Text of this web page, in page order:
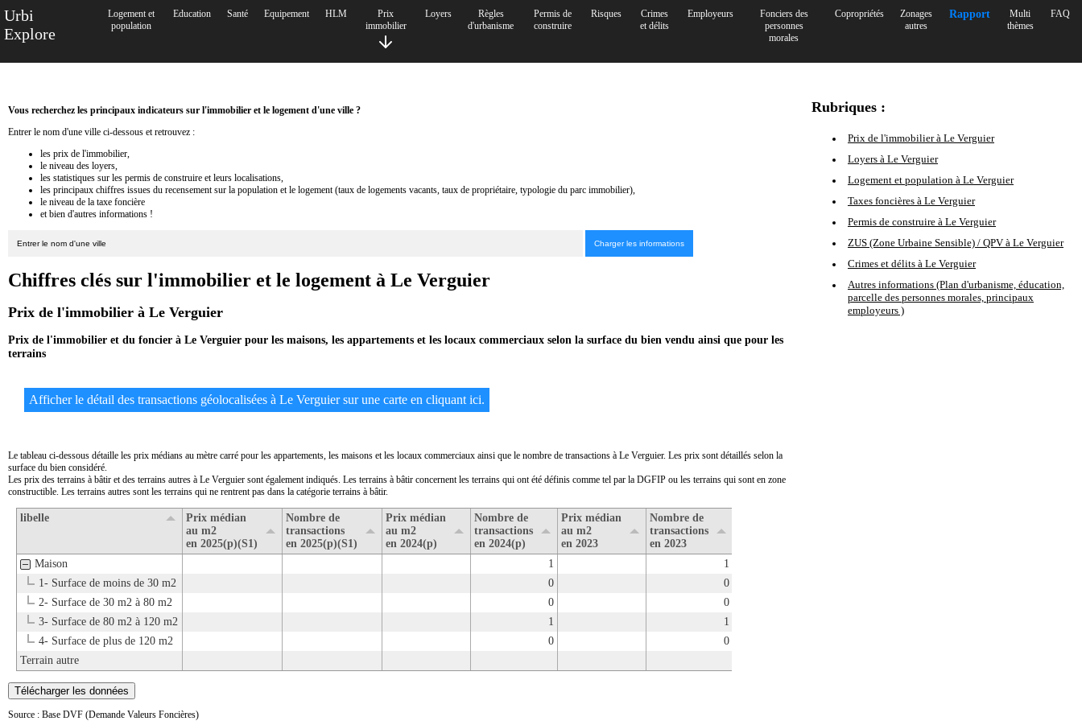
Urbi
Explore
Logement et
population
Education Santé Equipement HLM
Prix
immobilier
Loyers
Règles
d'urbanisme
Permis de
construire
Risques
Crimes
et délits
Employeurs
Fonciers des
personnes
morales
Copropriétés
Zonages
autres
Rapport
Multi
thèmes
FAQ
Rubriques :
Prix de l'immobilier à Le Verguier
Loyers à Le Verguier
Logement et population à Le Verguier
Taxes foncières à Le Verguier
Permis de construire à Le Verguier
ZUS (Zone Urbaine Sensible) / QPV à Le Verguier
Crimes et délits à Le Verguier
Autres informations (Plan d'urbanisme, éducation,
parcelle des personnes morales, principaux
employeurs )
Vous recherchez les principaux indicateurs sur l'immobilier et le logement d'une ville ?
Entrer le nom d'une ville ci-dessous et retrouvez :
les prix de l'immobilier,
le niveau des loyers,
les statistiques sur les permis de construire et leurs localisations,
les principaux chiffres issues du recensement sur la population et le logement (taux de logements vacants, taux de propriétaire, typologie du parc immobilier),
le niveau de la taxe foncière
et bien d'autres informations !
Chiffres clés sur l'immobilier et le logement à Le Verguier
Prix de l'immobilier à Le Verguier
Prix de l'immobilier et du foncier à Le Verguier pour les maisons, les appartements et les locaux commerciaux selon la surface du bien vendu ainsi que pour les
terrains
Afficher le détail des transactions géolocalisées à Le Verguier sur une carte en cliquant ici.
Le tableau ci-dessous détaille les prix médians au mètre carré pour les appartements, les maisons et les locaux commerciaux ainsi que le nombre de transactions à Le Verguier. Les prix sont détaillés selon la
surface du bien considéré.
Les prix des terrains à bâtir et des terrains autres à Le Verguier sont également indiqués. Les terrains à bâtir concernent les terrains qui ont été définis comme tel par la DGFIP ou les terrains qui sont en zone
constructible. Les terrains autres sont les terrains qui ne rentrent pas dans la catégorie terrains à bâtir.
libelle
Prix médian
au m2
en 2025(p)(S1)
Nombre de
transactions
en 2025(p)(S1)
Prix médian
au m2
en 2024(p)
Nombre de
transactions
en 2024(p)
Prix médian
au m2
en 2023
Nombre de
transactions
en 2023
Maison
1 1
1- Surface de moins de 30 m2
0 0
2- Surface de 30 m2 à 80 m2
0 0
3- Surface de 80 m2 à 120 m2
1 1
4- Surface de plus de 120 m2
0 0
Terrain autre
Télécharger les données
Source : Base DVF (Demande Valeurs Foncières)